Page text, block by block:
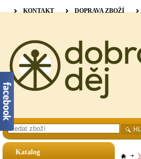
Katalog
KONTAKT DOPRAVA ZBOŽÍ